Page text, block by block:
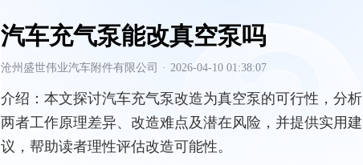
汽车充气泵能改真空泵吗
沧州盛世伟业汽车附件有限公司 · 2026-04-10 01:38:07
介绍： 本文探讨汽车充气泵改造为真空泵的可行性，分析
两者工作原理差异、改造难点及潜在风险，并提供实用建
议，帮助读者理性评估改造可能性。